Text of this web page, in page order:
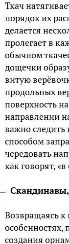
Ткач
порядок их
делается
пролегает в
обычном
дощечки
витую
продольных
поверхность
направлении
важно следить
способом
чередовать
как говорят, «в
Возвращаясь к
особенностях,
создания